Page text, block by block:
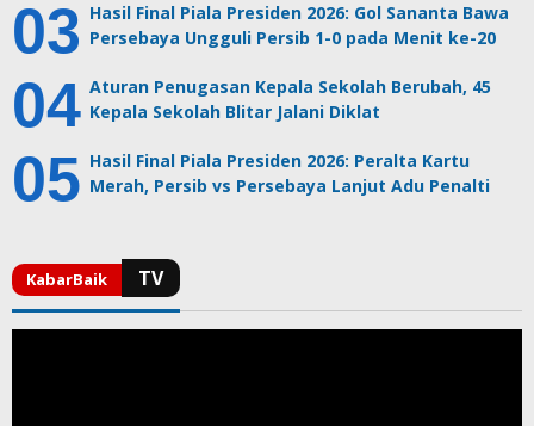
Hasil Final Piala Presiden 2026: Gol Sananta Bawa
Persebaya Ungguli Persib 1-0 pada Menit ke-20
Aturan Penugasan Kepala Sekolah Berubah, 45
Kepala Sekolah Blitar Jalani Diklat
Hasil Final Piala Presiden 2026: Peralta Kartu
Merah, Persib vs Persebaya Lanjut Adu Penalti